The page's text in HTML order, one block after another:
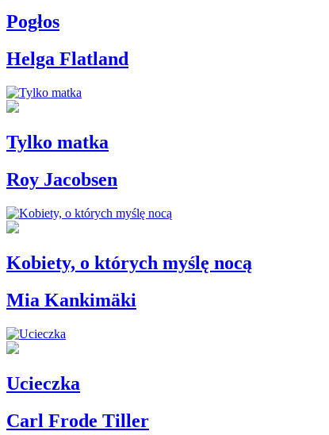
Pogłos
Helga Flatland
Tylko matka
Roy Jacobsen
Kobiety, o których myślę nocą
Mia Kankimäki
Ucieczka
Carl Frode Tiller